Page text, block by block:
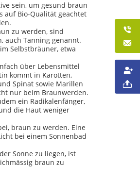
sein, um gesund braun
auf Bio-Qualität geachtet
zu werden, sind
auch Tanning genannt.
Selbstbräuner, etwa
über Lebensmittel
kommt in Karotten,
Spinat sowie Marillen
nur beim Braunwerden.
ein Radikalenfänger,
die Haut weniger
braun zu werden. Eine
bei einem Sonnenbad
Sonne zu liegen, ist
braun zu